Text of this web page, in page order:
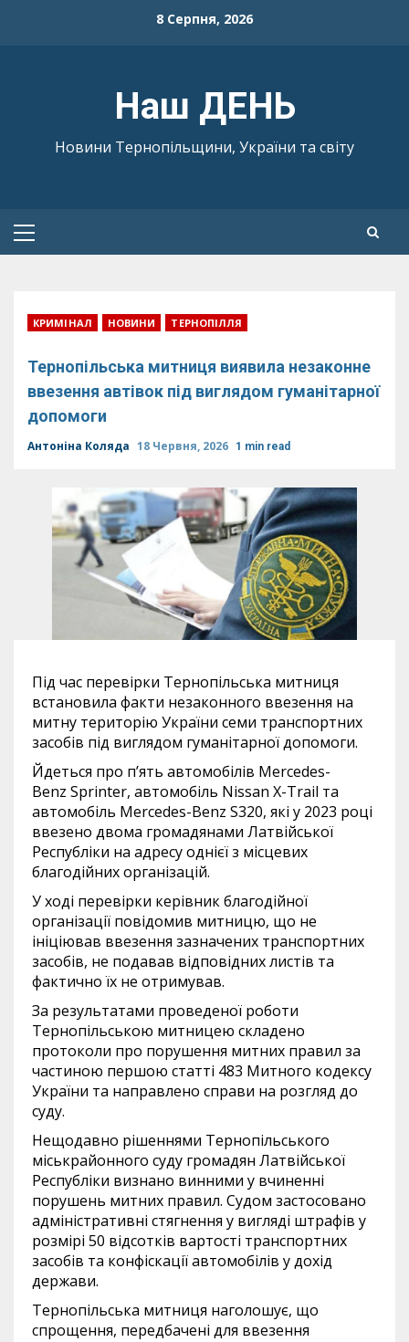
8 Серпня, 2026
Наш ДЕНЬ
Новини Тернопільщини, України та світу
Primary
КРИМІНАЛ НОВИНИ ТЕРНОПІЛЛЯ
Тернопільська митниця виявила незаконне
ввезення автівок під виглядом гуманітарної
допомоги
Антоніна Коляда 18 Червня, 2026 1 min read
Під час перевірки Тернопільська митниця
встановила факти незаконного ввезення на
митну територію України семи транспортних
засобів під виглядом гуманітарної допомоги.
Йдеться про п’ять автомобілів Mercedes-
Benz Sprinter, автомобіль Nissan X-Trail та
автомобіль Mercedes-Benz S320, які у 2023 році
ввезено двома громадянами Латвійської
Республіки на адресу однієї з місцевих
благодійних організацій.
У ході перевірки керівник благодійної
організації повідомив митницю, що не
ініціював ввезення зазначених транспортних
засобів, не подавав відповідних листів та
фактично їх не отримував.
За результатами проведеної роботи
Тернопільською митницею складено
протоколи про порушення митних правил за
частиною першою статті 483 Митного кодексу
України та направлено справи на розгляд до
суду.
Нещодавно рішеннями Тернопільського
міськрайонного суду громадян Латвійської
Республіки визнано винними у вчиненні
порушень митних правил. Судом застосовано
адміністративні стягнення у вигляді штрафів у
розмірі 50 відсотків вартості транспортних
засобів та конфіскації автомобілів у дохід
держави.
Тернопільська митниця наголошує, що
спрощення, передбачені для ввезення